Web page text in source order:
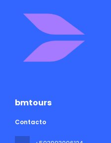
bmtours
Contacto